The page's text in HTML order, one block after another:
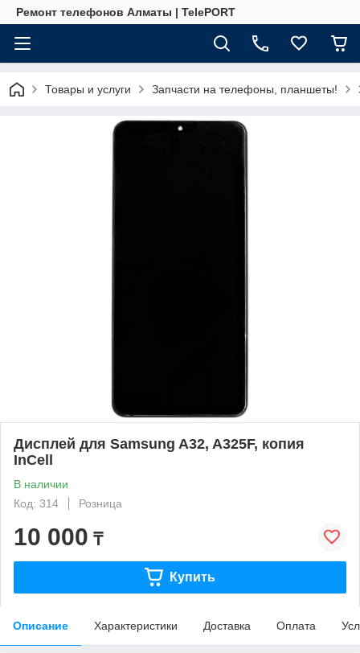
Ремонт телефонов Алматы | TelePORT
Товары и услуги Запчасти на телефоны, планшеты!
Дисплей для Samsung A32, A325F, копия
InCell
В наличии
Код: 314
Розница
10 000 ₸
Купить
Описание Характеристики Доставка Оплата